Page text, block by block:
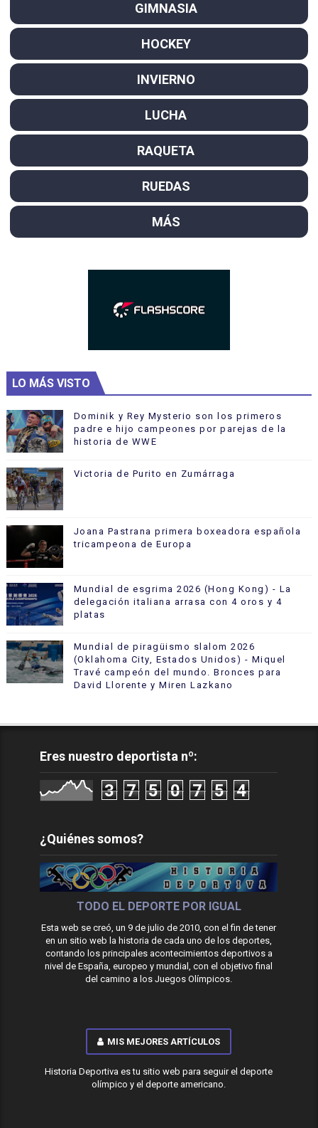
GIMNASIA
HOCKEY
INVIERNO
LUCHA
RAQUETA
RUEDAS
MÁS
LO MÁS VISTO
Dominik y Rey Mysterio son los primeros
padre e hijo campeones por parejas de la
historia de WWE
Victoria de Purito en Zumárraga
Joana Pastrana primera boxeadora española
tricampeona de Europa
Mundial de esgrima 2026 (Hong Kong) - La
delegación italiana arrasa con 4 oros y 4
platas
Mundial de piragüismo slalom 2026
(Oklahoma City, Estados Unidos) - Miquel
Travé campeón del mundo. Bronces para
David Llorente y Miren Lazkano
Eres nuestro deportista nº:
3 7 5 0 7 5 4
¿Quiénes somos?
TODO EL DEPORTE POR IGUAL
Esta web se creó, un 9 de julio de 2010, con el fin de tener
en un sitio web la historia de cada uno de los deportes,
contando los principales acontecimientos deportivos a
nivel de España, europeo y mundial, con el objetivo final
del camino a los Juegos Olímpicos.
MIS MEJORES ARTÍCULOS
Historia Deportiva es tu sitio web para seguir el deporte
olímpico y el deporte americano.